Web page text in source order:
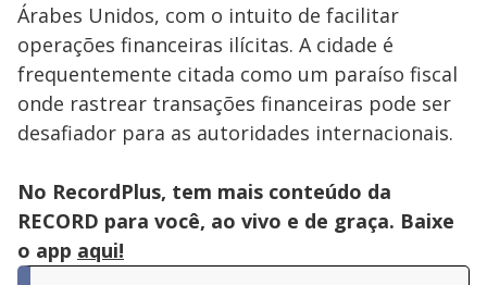
Árabes Unidos, com o intuito de facilitar
operações financeiras ilícitas. A cidade é
frequentemente citada como um paraíso fiscal
onde rastrear transações financeiras pode ser
desafiador para as autoridades internacionais.
No RecordPlus, tem mais conteúdo da
RECORD para você, ao vivo e de graça. Baixe
o app aqui!